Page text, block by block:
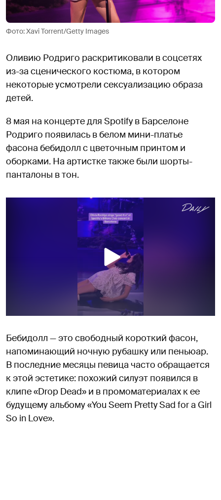
Фото: Xavi Torrent/Getty Images
Оливию Родриго раскритиковали в соцсетях
из-за сценического костюма, в котором
некоторые усмотрели сексуализацию образа
детей.
8 мая на концерте для Spotify в Барселоне
Родриго появилась в белом мини-платье
фасона бебидолл с цветочным принтом и
оборками. На артистке также были шорты-
панталоны в тон.
Бебидолл — это свободный короткий фасон,
напоминающий ночную рубашку или пеньюар.
В последние месяцы певица часто обращается
к этой эстетике: похожий силуэт появился в
клипе «Drop Dead» и в промоматериалах к ее
будущему альбому «You Seem Pretty Sad for a Girl
So in Love».